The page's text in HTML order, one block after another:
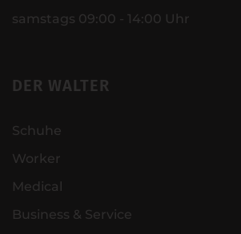
samstags 09:00 - 14:00 Uhr
DER WALTER
Schuhe
Worker
Medical
Business & Service